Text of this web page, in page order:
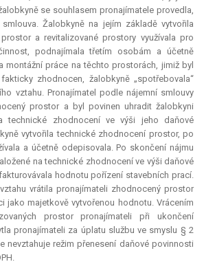
se souhlasem pronajímatele provedla,
smlouva. Žalobkyně na jejím základě vytvořila
a revitalizované prostory využívala pro
podnajímala třetím osobám a účetně
montážní práce na těchto prostorách, jimiž byl
zhodnocen, žalobkyně „spotřebovala“
vztahu. Pronajímatel podle nájemní smlouvy
prostor a byl povinen uhradit žalobkyni
technické zhodnocení ve výši jeho daňové
vytvořila technické zhodnocení prostor, po
a účetně odepisovala. Po skončení nájmu
na technické zhodnocení ve výši daňové
hodnotu pořízení stavebních prací.
vrátila pronajímateli zhodnocený prostor
jako majetkově vytvořenou hodnotu. Vrácením
prostor pronajímateli při ukončení
pronajímateli za úplatu službu ve smyslu § 2
nevztahuje režim přenesení daňové povinnosti